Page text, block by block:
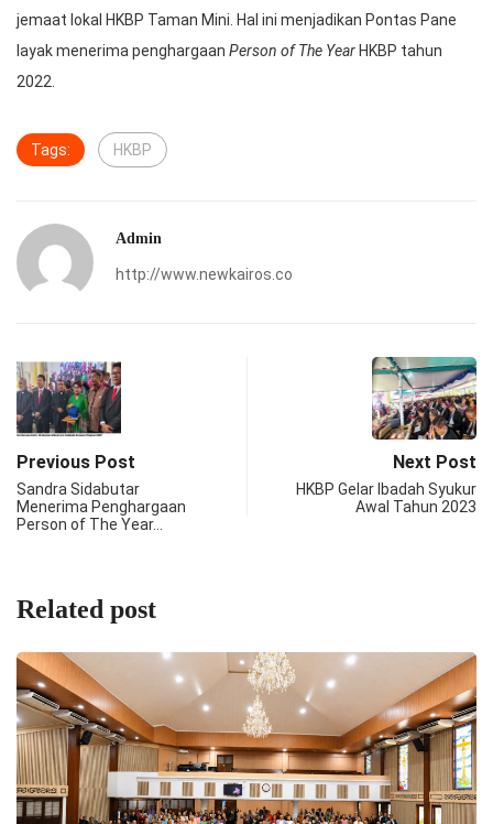
jemaat lokal HKBP Taman Mini. Hal ini menjadikan Pontas Pane
layak menerima penghargaan Person of The Year HKBP tahun
2022.
Tags: HKBP
Admin
http://www.newkairos.co
Previous Post
Sandra Sidabutar
Menerima Penghargaan
Person of The Year…
Next Post
HKBP Gelar Ibadah Syukur
Awal Tahun 2023
Related post